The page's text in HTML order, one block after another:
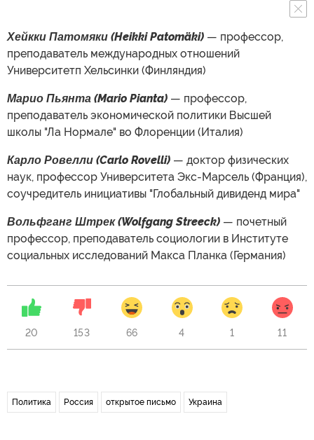
Хейкки Патомяки (Heikki Patomäki) — профессор,
преподаватель международных отношений
Университетп Хельсинки (Финляндия)
Марио Пьянта (Mario Pianta) — профессор,
преподаватель экономической политики Высшей
школы "Ла Нормале" во Флоренции (Италия)
Карло Ровелли (Carlo Rovelli) — доктор физических
наук, профессор Университета Экс-Марсель (Франция),
соучредитель инициативы "Глобальный дивиденд мира"
Вольфганг Штрек (Wolfgang Streeck) — почетный
профессор, преподаватель социологии в Институте
социальных исследований Макса Планка (Германия)
20 153 66 4 1 11
Политика Россия открытое письмо Украина